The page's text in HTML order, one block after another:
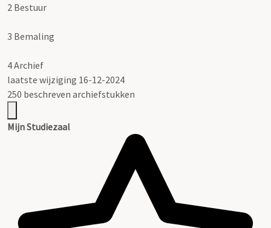
2 Bestuur
3 Bemaling
4Archief
laatste wijziging 16-12-2024
250 beschreven archiefstukken
Mijn Studiezaal